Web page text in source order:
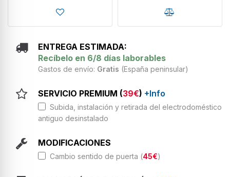
ENTREGA ESTIMADA:
Recíbelo en 6/8 días laborables
Gastos de envío: Gratis (España peninsular)
SERVICIO PREMIUM (39€) +Info
Subida, instalación y retirada del electrodoméstico
antiguo desinstalado
MODIFICACIONES
Cambio sentido de puerta (45€)